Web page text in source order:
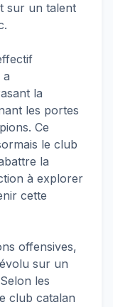
sur un talent
a
la
les portes
Ce
le club
la
à explorer
cette
offensives,
sur un
les
club catalan